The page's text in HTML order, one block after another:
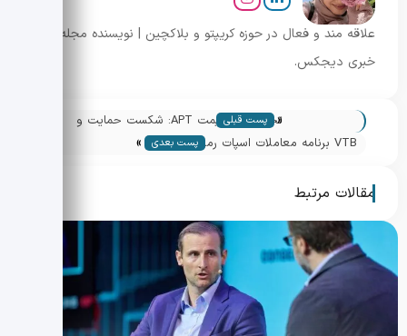
علاقه مند و فعال در حوزه کریپتو و بلاکچین | نویسنده مجله
خبری دیجکس.
« پست قبلی
تحلیل فنی قیمت APT: شکست حمایت و
تکوین دابل باتم
VTB برنامه معاملات اسپات رمزارز را برای
پست بعدی »
مقالات مرتبط